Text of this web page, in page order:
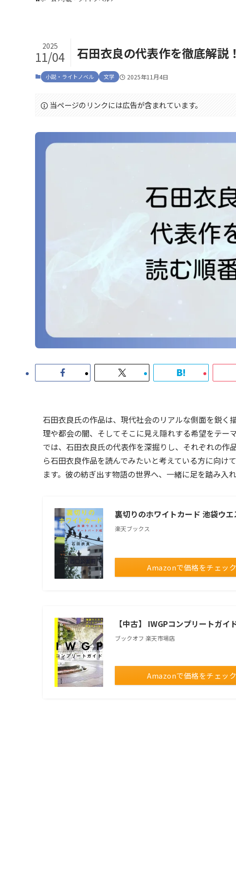
石田衣良の代表作を徹底解説
2025
11/04
小説・ライトノベル 文学 2025年11月4日
当ページのリンクには広告が含まれています。
石田衣良氏の作品は、現代社会のリアルな側面を鋭く
理や都会の闇、そしてそこに見え隠れする希望をテー
では、石田衣良氏の代表作を深掘りし、それぞれの作
ら石田衣良作品を読んでみたいと考えている方に向け
ます。彼の紡ぎ出す物語の世界へ、一緒に足を踏み入
裏切りのホワイトカード 池袋ウ
楽天ブックス
Amazonで価格をチェック
【中古】 IWGPコンプリートガイ
ブックオフ 楽天市場店
Amazonで価格をチェック